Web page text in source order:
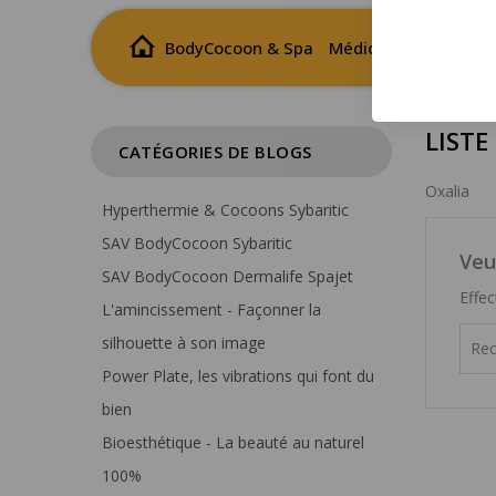
BodyCocoon & Spa Médical
CATÉGORIES DE BLOGS
Hyperthermie & Cocoons Sybaritic
SAV BodyCocoon Sybaritic
SAV BodyCocoon Dermalife Spajet
L'amincissement - Façonner la
silhouette à son image
Power Plate, les vibrations qui font du
bien
Bioesthétique - La beauté au naturel
100%
Oxalia